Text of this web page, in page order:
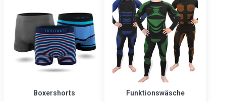
Boxershorts Funktionswäsche